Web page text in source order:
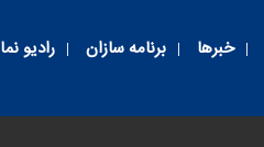
خبرها برنامه سازان رادیو نما